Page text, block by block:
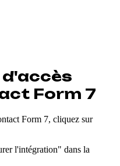
Form 7
Form 7, cliquez sur
l'intégration" dans la